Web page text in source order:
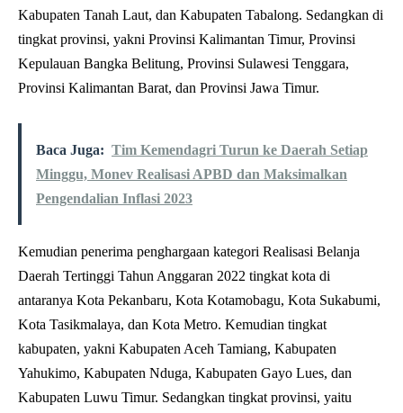
Kabupaten Tanah Laut, dan Kabupaten Tabalong. Sedangkan di
tingkat provinsi, yakni Provinsi Kalimantan Timur, Provinsi
Kepulauan Bangka Belitung, Provinsi Sulawesi Tenggara,
Provinsi Kalimantan Barat, dan Provinsi Jawa Timur.
Baca Juga: Tim Kemendagri Turun ke Daerah Setiap
Minggu, Monev Realisasi APBD dan Maksimalkan
Pengendalian Inflasi 2023
Kemudian penerima penghargaan kategori Realisasi Belanja
Daerah Tertinggi Tahun Anggaran 2022 tingkat kota di
antaranya Kota Pekanbaru, Kota Kotamobagu, Kota Sukabumi,
Kota Tasikmalaya, dan Kota Metro. Kemudian tingkat
kabupaten, yakni Kabupaten Aceh Tamiang, Kabupaten
Yahukimo, Kabupaten Nduga, Kabupaten Gayo Lues, dan
Kabupaten Luwu Timur. Sedangkan tingkat provinsi, yaitu